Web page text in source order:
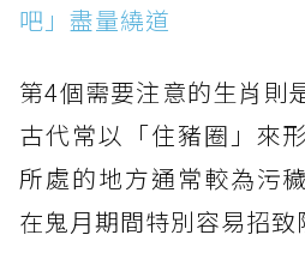
吧」盡量繞道
第4個需要注意的生肖則
古代常以「住豬圈」來
所處的地方通常較為污
在鬼月期間特別容易招致